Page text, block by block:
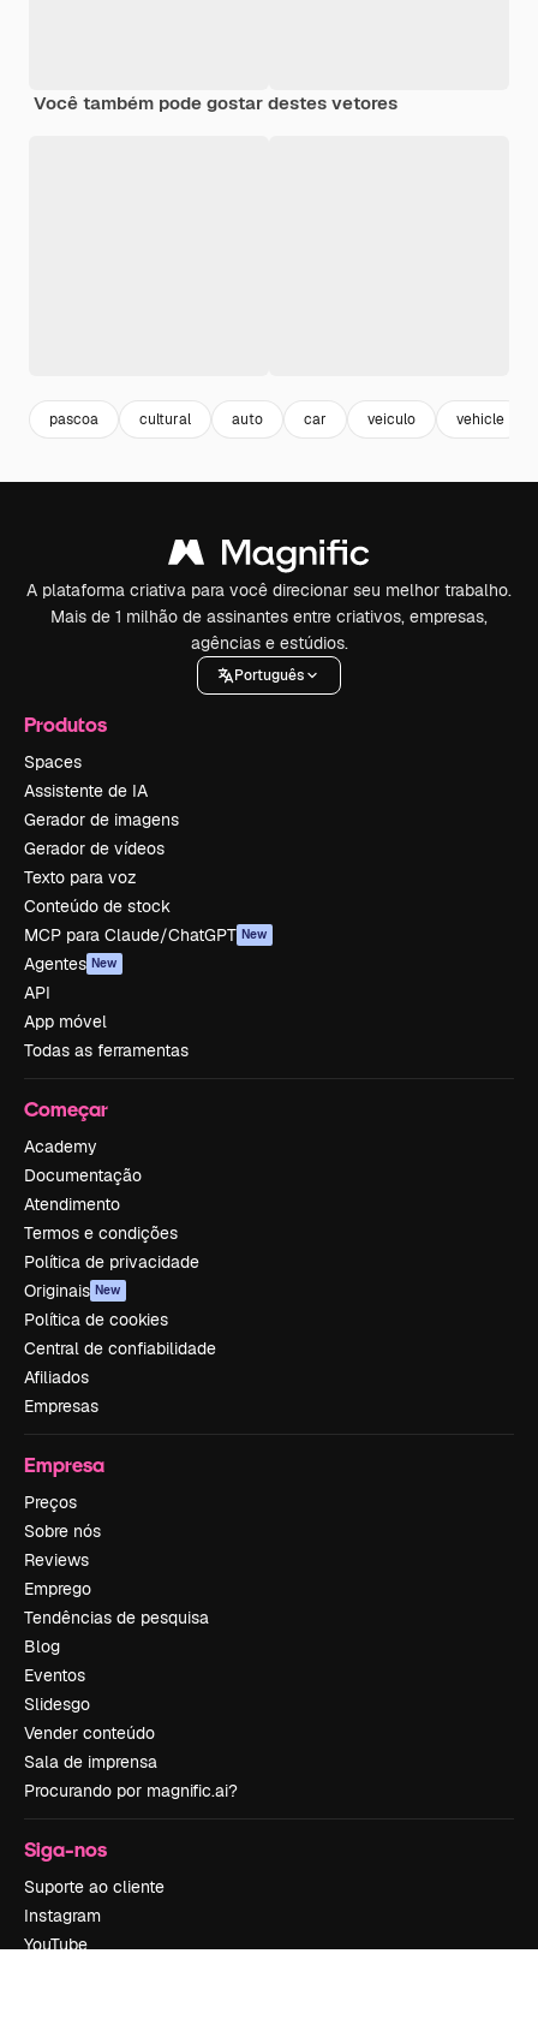
Você também pode gostar destes vetores
pascoa cultural auto car veiculo vehicle
A plataforma criativa para você direcionar seu melhor trabalho.
Mais de 1 milhão de assinantes entre criativos, empresas,
agências e estúdios.
Português
Produtos
Spaces
Assistente de IA
Gerador de imagens
Gerador de vídeos
Texto para voz
Conteúdo de stock
MCP para Claude/ChatGPT New
Agentes New
API
App móvel
Todas as ferramentas
Começar
Academy
Documentação
Atendimento
Termos e condições
Política de privacidade
Originais New
Política de cookies
Central de confiabilidade
Afiliados
Empresas
Empresa
Preços
Sobre nós
Reviews
Emprego
Tendências de pesquisa
Blog
Eventos
Slidesgo
Vender conteúdo
Sala de imprensa
Procurando por magnific.ai?
Siga-nos
Suporte ao cliente
Instagram
YouTube